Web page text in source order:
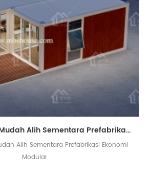
Rumah Kontena Mudah Alih Sementara Prefabrikasi Ekonomi Modular
Alih Sementara Prefabrikasi Ekonomi
Modular